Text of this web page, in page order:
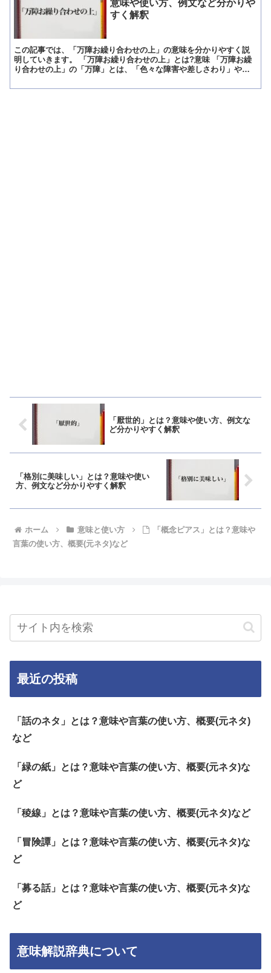
意味や使い方、例文など分かりや
すく解釈
この記事では、「万障お繰り合わせの上」の意味を分かりやすく説
明していきます。 「万障お繰り合わせの上」とは?意味 「万障お繰
り合わせの上」の「万障」とは、「色々な障害や差しさわり」や
「厭世的」とは？意味や使い方、例文な
ど分かりやすく解釈
「格別に美味しい」とは？意味や使い
方、例文など分かりやすく解釈
ホーム 意味と使い方
「概念ピアス」とは？意味や
言葉の使い方、概要(元ネタ)など
最近の投稿
「話のネタ」とは？意味や言葉の使い方、概要(元ネタ)
など
「緑の紙」とは？意味や言葉の使い方、概要(元ネタ)な
ど
「稜線」とは？意味や言葉の使い方、概要(元ネタ)など
「冒険譚」とは？意味や言葉の使い方、概要(元ネタ)な
ど
「募る話」とは？意味や言葉の使い方、概要(元ネタ)な
ど
意味解説辞典について